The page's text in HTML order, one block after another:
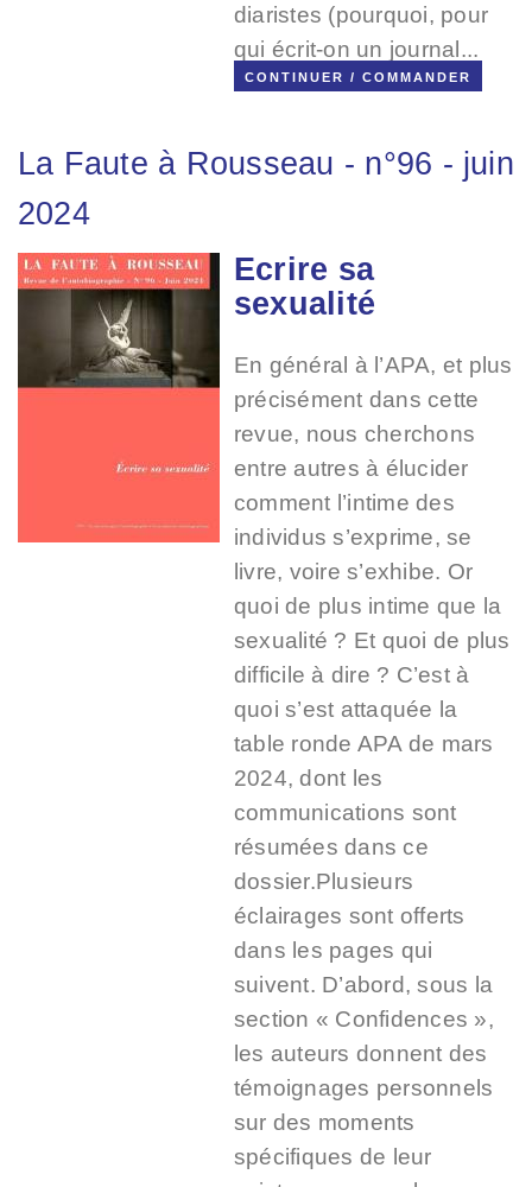
diaristes (pourquoi, pour
qui écrit-on un journal...
CONTINUER / COMMANDER
La Faute à Rousseau - n°96 - juin
2024
Image
Ecrire sa
sexualité
En général à l’APA, et plus
précisément dans cette
revue, nous cherchons
entre autres à élucider
comment l’intime des
individus s’exprime, se
livre, voire s’exhibe. Or
quoi de plus intime que la
sexualité ? Et quoi de plus
difficile à dire ? C’est à
quoi s’est attaquée la
table ronde APA de mars
2024, dont les
communications sont
résumées dans ce
dossier.Plusieurs
éclairages sont offerts
dans les pages qui
suivent. D’abord, sous la
section « Confidences »,
les auteurs donnent des
témoignages personnels
sur des moments
spécifiques de leur